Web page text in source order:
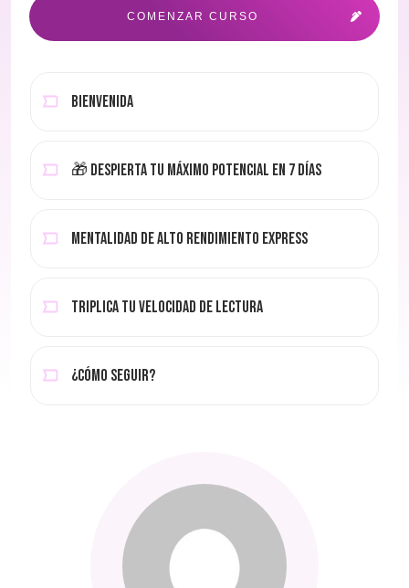
COMENZAR CURSO
BIENVENIDA
🎁 DESPIERTA TU MÁXIMO POTENCIAL EN 7 DÍAS
MENTALIDAD DE ALTO RENDIMIENTO EXPRESS
TRIPLICA TU VELOCIDAD DE LECTURA
¿Cómo seguir?